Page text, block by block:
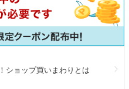
ショップ買いまわりとは